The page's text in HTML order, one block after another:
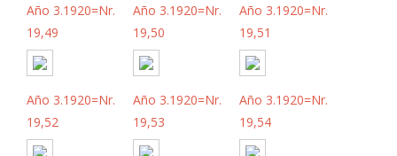
Año 3.1920=Nr.
19,49
Año 3.1920=Nr.
19,50
Año 3.1920=Nr.
19,51
Año 3.1920=Nr.
19,52
Año 3.1920=Nr.
19,53
Año 3.1920=Nr.
19,54